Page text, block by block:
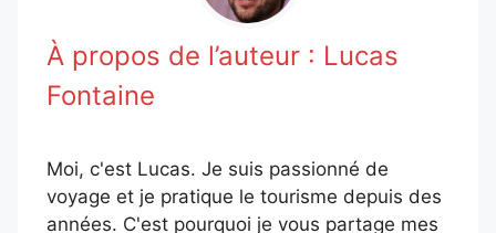
À propos de l’auteur : Lucas
Fontaine
Moi, c'est Lucas. Je suis passionné de
voyage et je pratique le tourisme depuis des
années. C'est pourquoi je vous partage mes